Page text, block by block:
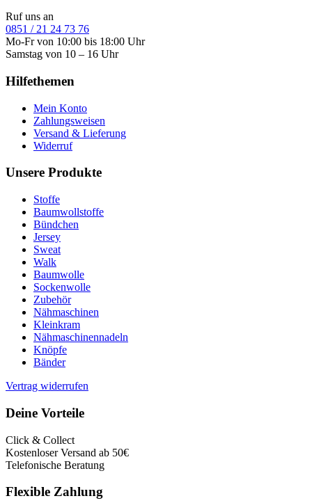
Ruf uns an
0851 / 21 24 73 76
Mo-Fr von 10:00 bis 18:00 Uhr
Samstag von 10 – 16 Uhr
Hilfethemen
Mein Konto
Zahlungsweisen
Versand & Lieferung
Widerruf
Unsere Produkte
Stoffe
Baumwollstoffe
Bündchen
Jersey
Sweat
Walk
Baumwolle
Sockenwolle
Zubehör
Nähmaschinen
Kleinkram
Nähmaschinennadeln
Knöpfe
Bänder
Vertrag widerrufen
Deine Vorteile
Click & Collect
Kostenloser Versand ab 50€
Telefonische Beratung
Flexible Zahlung